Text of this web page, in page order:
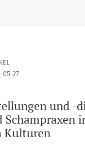
und -diskurse,
und -
Schampraxen
Kulturen
27